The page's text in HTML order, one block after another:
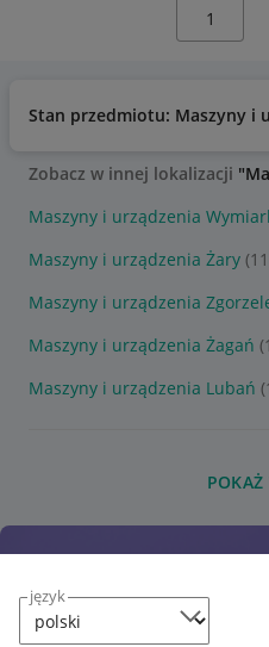
język
Stan przedmiotu: Maszyny i
Zobacz w innej lokalizacji
Maszyny i urządzenia
Maszyny i urządzenia Żary
Maszyny i urządzenia
Maszyny i urządzenia Żagań
Maszyny i urządzenia Lubań
POKAŻ